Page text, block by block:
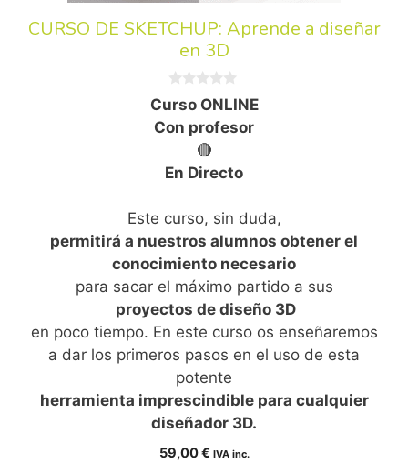
CURSO DE SKETCHUP: Aprende a diseñar
en 3D
d
e
5
Curso ONLINE
Con profesor
🔴
En Directo
Este curso, sin duda,
permitirá a nuestros alumnos obtener el
conocimiento necesario
para sacar el máximo partido a sus
proyectos de diseño 3D
en poco tiempo. En este curso os enseñaremos
a dar los primeros pasos en el uso de esta
potente
herramienta imprescindible para cualquier
diseñador 3D.
59,00€ IVA inc.